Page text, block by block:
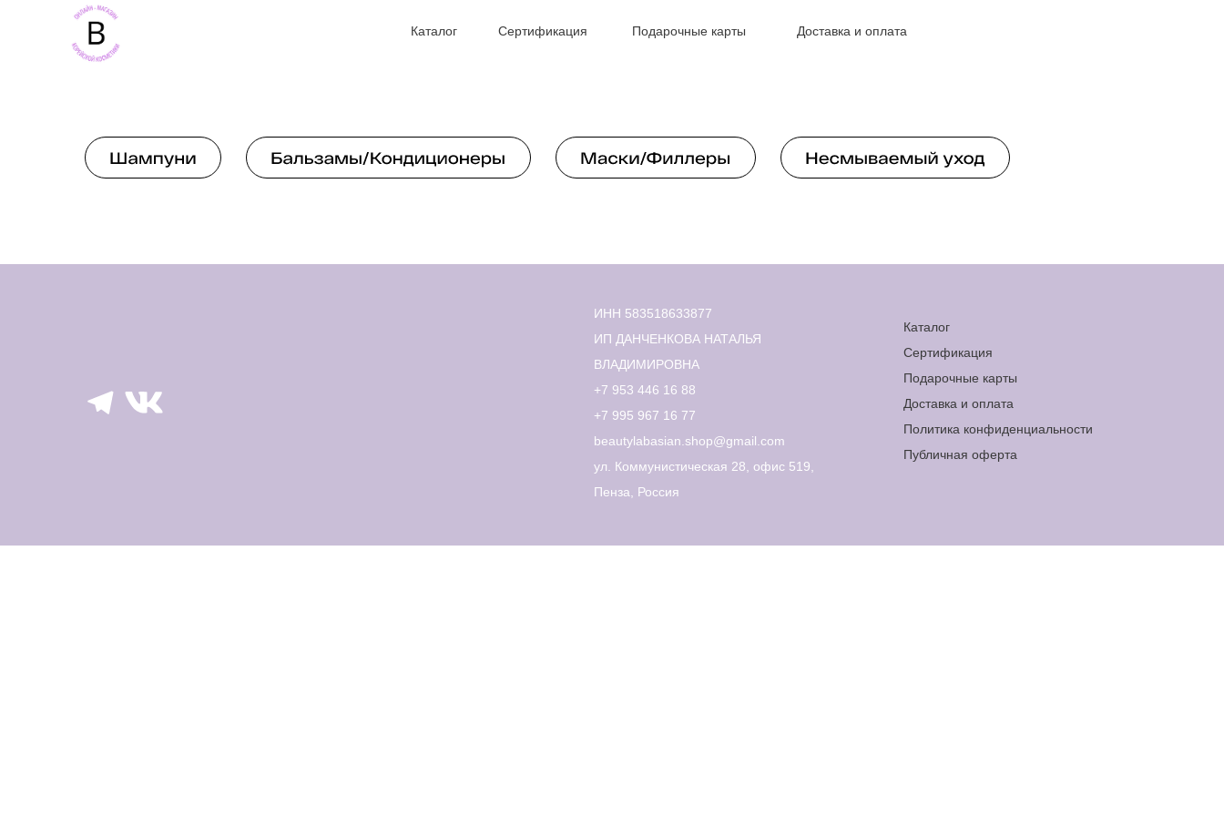
Доставка и оплата
Подарочные карты
Сертификация
Каталог
ИНН 583518633877
ИП ДАНЧЕНКОВА НАТАЛЬЯ
ВЛАДИМИРОВНА
+7 953 446 16 88
+7 995 967 16 77
beautylabasian.shop@gmail.com
ул. Коммунистическая 28, офис 519,
Пенза, Россия
Каталог
Сертификация
Подарочные карты
Доставка и оплата
Политика конфиденциальности
Публичная оферта